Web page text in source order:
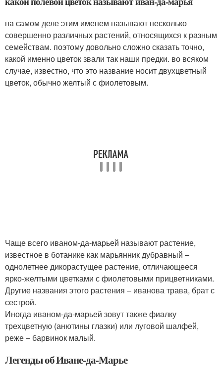
на самом деле этим именем называют несколько
совершенно различных растений, относящихся к разным
семействам. поэтому довольно сложно сказать точно,
какой именно цветок звали так наши предки. во всяком
случае, известно, что это название носит двухцветный
цветок, обычно желтый с фиолетовым.
Чаще всего иваном-да-марьей называют растение,
известное в ботанике как марьянник дубравный –
однолетнее дикорастущее растение, отличающееся
ярко-желтыми цветками с фиолетовыми прицветниками.
Другие названия этого растения – иванова трава, брат с
сестрой.
Иногда иваном-да-марьей зовут также фиалку
трехцветную (анютины глазки) или луговой шалфей,
реже – барвинок малый.
Легенды об Иване-да-Марье